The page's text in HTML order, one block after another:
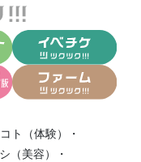
コト（体験）
・
（美容）
・